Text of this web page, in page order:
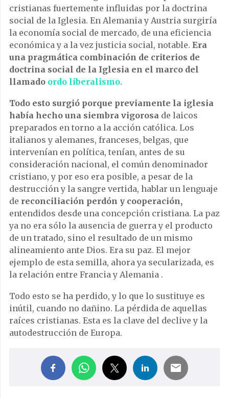
cristianas fuertemente influidas por la doctrina
social de la Iglesia. En Alemania y Austria surgiría
la economía social de mercado, de una eficiencia
económica y a la vez justicia social, notable. Era
una pragmática combinación de criterios de
doctrina social de la Iglesia en el marco del
llamado ordo liberalismo.
Todo esto surgió porque previamente la iglesia
había hecho una siembra vigorosa de laicos
preparados en torno a la acción católica. Los
italianos y alemanes, franceses, belgas, que
intervenían en política, tenían, antes de su
consideración nacional, el común denominador
cristiano, y por eso era posible, a pesar de la
destrucción y la sangre vertida, hablar un lenguaje
de reconciliación perdón y cooperación,
entendidos desde una concepción cristiana. La paz
ya no era sólo la ausencia de guerra y el producto
de un tratado, sino el resultado de un mismo
alineamiento ante Dios. Era su paz. El mejor
ejemplo de esta semilla, ahora ya secularizada, es
la relación entre Francia y Alemania .
Todo esto se ha perdido, y lo que lo sustituye es
inútil, cuando no dañino. La pérdida de aquellas
raíces cristianas. Esta es la clave del declive y la
autodestrucción de Europa.